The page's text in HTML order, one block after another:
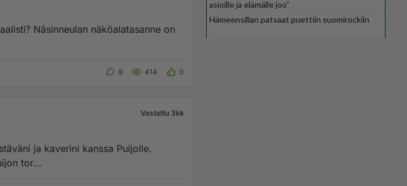
Näsinneulan näköalatasanne on
9 414 0
Vastattu 3kk
ja kaverini kanssa Puijolle.
tor...
asioille ja elämälle joo”
Hämeensillan patsaat puettiin suomirockiin